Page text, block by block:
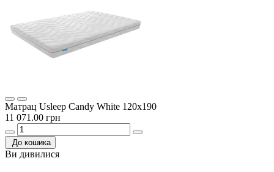
Матрац Usleep Candy White 120x190
11 071.00 грн
До кошика
Ви дивилися